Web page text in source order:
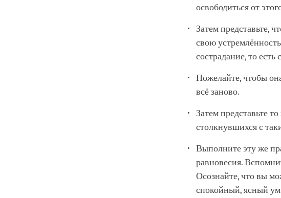
освободиться от
Затем представьте,
свою
сострадание, то
Пожелайте, чтобы
всё заново.
Затем представьте
столкнувшихся с
Выполните эту же
равновесия.
Осознайте, что вы
спокойный, ясный